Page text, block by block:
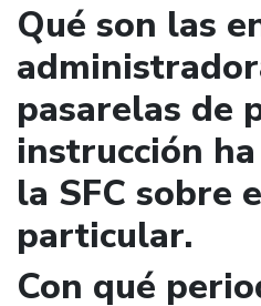
Qué son las
pasarelas de
instrucción
la SFC sobre
particular.
Con qué